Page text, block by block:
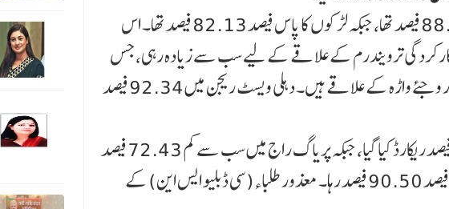
سی بی ایس ای کے مطابق، لڑکیوں کے پاس ہونے کا تناسب 88.86 فیصد تھا، جبکہ لڑکوں کا پاس فیصد 82.13 فیصد تھا۔ اس
چھوڑ دیا۔علاقائی کارکردگی ترویندرم کے علاقے کے لیے سب سے زیادہ رہی، جس
میں 95.62 فیصد طلباء پاس ہوئے، اس کے بعد چنئی، بنگلورو اور وجئے واڑہ کے علاقے ہیں۔ دہلی ویسٹ ریجن میں 92.34 فیصد
مجموعی طور پر، دہلی کے علاقے میں 91.97 فیصد پاس ہونے کا فیصد ریکارڈ کیا گیا، جبکہ پریاگ راج میں سب سے کم 72.43 فیصد
پاس ہونے کا فیصد رہا۔بیرون ملک سی بی ایس ای اسکولوں کا پاس فیصد 90.50 فیصد رہا۔ معذور طلباء(سی ڈبلیو ایس این) کے